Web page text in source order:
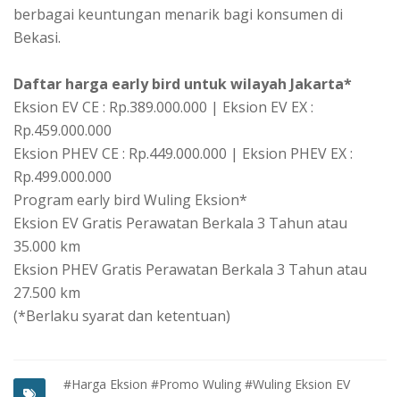
berbagai keuntungan menarik bagi konsumen di
Bekasi.
Daftar harga early bird untuk wilayah Jakarta*
Eksion EV CE : Rp.389.000.000 | Eksion EV EX :
Rp.459.000.000
Eksion PHEV CE : Rp.449.000.000 | Eksion PHEV EX :
Rp.499.000.000
Program early bird Wuling Eksion*
Eksion EV Gratis Perawatan Berkala 3 Tahun atau
35.000 km
Eksion PHEV Gratis Perawatan Berkala 3 Tahun atau
27.500 km
(*Berlaku syarat dan ketentuan)
#Harga Eksion #Promo Wuling #Wuling Eksion EV